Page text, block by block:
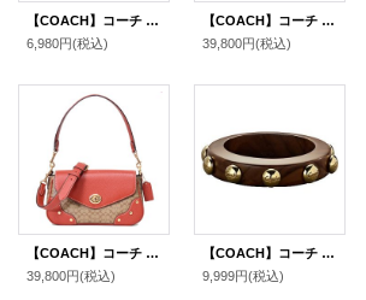
【COACH】コーチ レザー ハングタグ ロゴ チャーム キーホルダー マルチ（日本未発売）
6,980円(税込)
【COACH】コーチ バッグ スエード レザー ハドリー ミニ ターンロック ロゴ 斜めがけ クロスボディー ショルダーバッグ クレイ（日本未発売）
39,800円(税込)
【COACH】コーチ コーティングキャンバス レザー シグネチャー ミリー フラップ ターンロック クロスボディ 3WAY クラッチ ショルダー ハンドバッグ カーキ×テラコッタ（日本未発売）
39,800円(税込)
【COACH】コーチ ウッド グロメット バングル 〔日本未発売〕
9,999円(税込)